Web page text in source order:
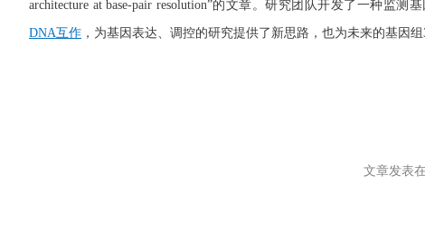
architecture at base-pair resolution”的文章。研究团队开发了一种监
DNA互作 ，为基因表达、调控的研究提供了新思路，也为未来的基因组
文章发表在